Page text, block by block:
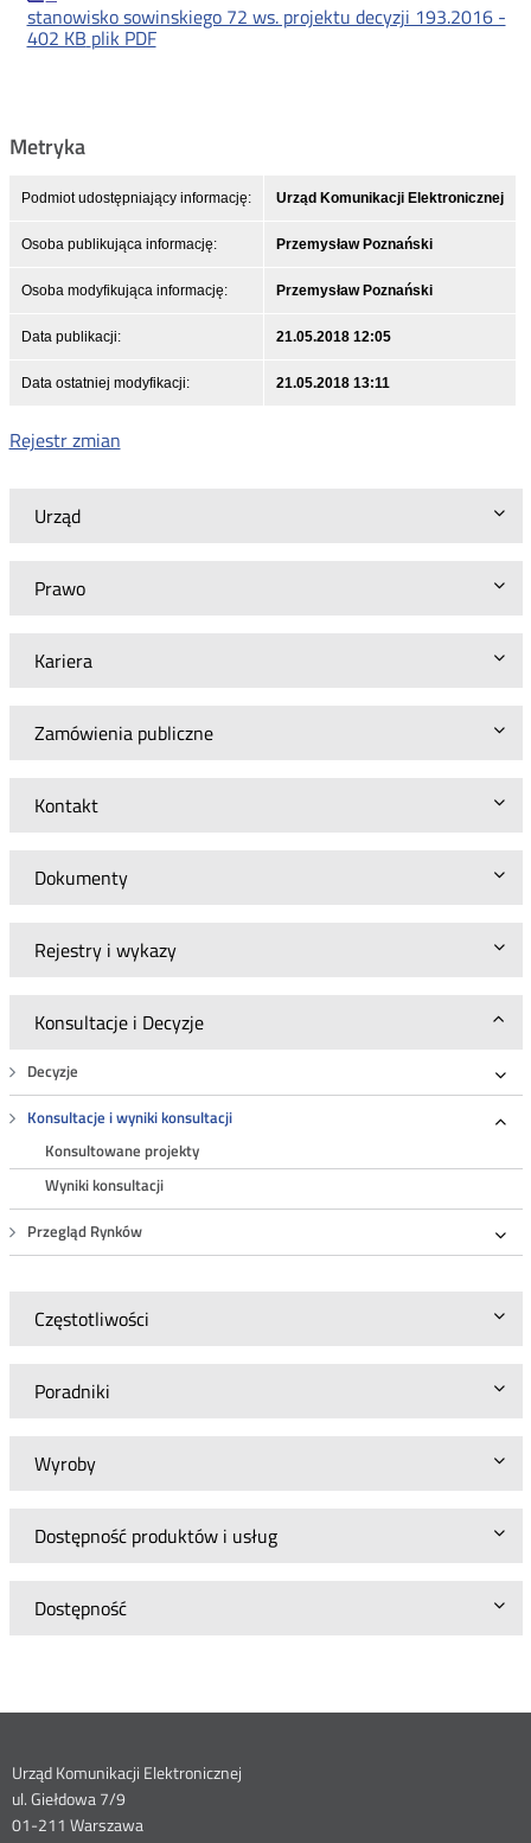
Urząd
Prawo
Kariera
Zamówienia publiczne
Kontakt
Dokumenty
Rejestry i wykazy
Konsultacje i Decyzje
Decyzje
Konsultacje i wyniki konsultacji
Konsultowane projekty
Wyniki konsultacji
Przegląd Rynków
Częstotliwości
Poradniki
Wyroby
Dostępność produktów i usług
Dostępność
stanowisko sowinskiego 72 ws. projektu decyzji 193.2016 -
402 KB plik PDF
Metryka
Podmiot udostępniający informację: Urząd Komunikacji Elektronicznej
Osoba publikująca informację: Przemysław Poznański
Osoba modyfikująca informację: Przemysław Poznański
Data publikacji: 21.05.2018 12:05
Data ostatniej modyfikacji: 21.05.2018 13:11
Rejestr zmian
Dane
Urząd Komunikacji Elektronicznej
ul. Giełdowa 7/9
01-211 Warszawa